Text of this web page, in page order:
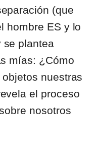
(que
hombre ES y lo
se plantea
mías: ¿Cómo
nuestras
el proceso
nosotros